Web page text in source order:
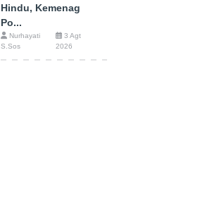
Hindu, Kemenag
Po...
Nurhayati
S.Sos
3 Agt
2026